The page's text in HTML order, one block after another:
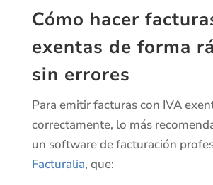
Cómo hacer
exentas de forma
sin errores
Para emitir facturas con IVA
correctamente, lo más
un software de facturación
Facturalia, que: